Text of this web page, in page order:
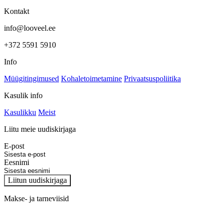
Kontakt
info@looveel.ee
+372 5591 5910
Info
Müügitingimused Kohaletoimetamine Privaatsuspoliitika
Kasulik info
Kasulikku Meist
Liitu meie uudiskirjaga
E-post
Eesnimi
Liitun uudiskirjaga
Makse- ja tarneviisid